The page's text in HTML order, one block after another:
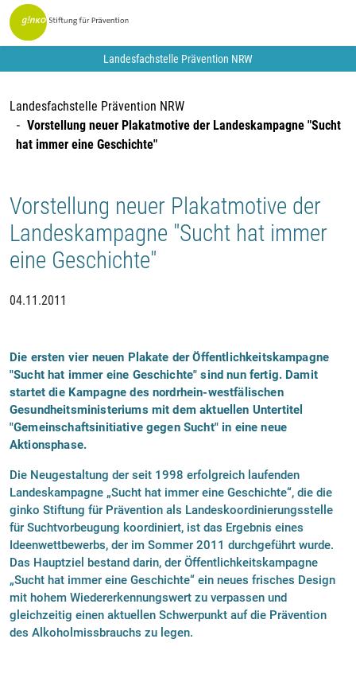
Landesfachstelle Prävention NRW
Landesfachstelle Prävention NRW
Vorstellung neuer Plakatmotive der Landeskampagne "Sucht
hat immer eine Geschichte"
Vorstellung neuer Plakatmotive der
Landeskampagne "Sucht hat immer
eine Geschichte"
04.11.2011
Die ersten vier neuen Plakate der Öffentlichkeitskampagne
"Sucht hat immer eine Geschichte" sind nun fertig. Damit
startet die Kampagne des nordrhein-westfälischen
Gesundheitsministeriums mit dem aktuellen Untertitel
"Gemeinschaftsinitiative gegen Sucht" in eine neue
Aktionsphase.
Die Neugestaltung der seit 1998 erfolgreich laufenden
Landeskampagne „Sucht hat immer eine Geschichte“, die die
ginko Stiftung für Prävention als Landeskoordinierungsstelle
für Suchtvorbeugung koordiniert, ist das Ergebnis eines
Ideenwettbewerbs, der im Sommer 2011 durchgeführt wurde.
Das Hauptziel bestand darin, der Öffentlichkeitskampagne
„Sucht hat immer eine Geschichte“ ein neues frisches Design
mit hohem Wiedererkennungswert zu verpassen und
gleichzeitig einen aktuellen Schwerpunkt auf die Prävention
des Alkoholmissbrauchs zu legen.